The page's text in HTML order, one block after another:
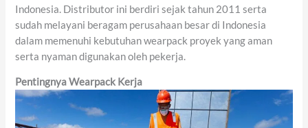
Indonesia. Distributor ini berdiri sejak tahun 2011 serta
sudah melayani beragam perusahaan besar di Indonesia
dalam memenuhi kebutuhan wearpack proyek yang aman
serta nyaman digunakan oleh pekerja.
Pentingnya Wearpack Kerja